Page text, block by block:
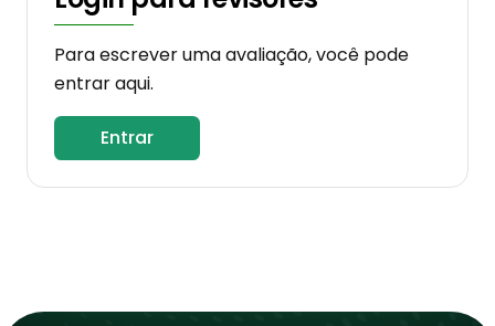
Para escrever uma avaliação, você pode
entrar aqui.
Entrar